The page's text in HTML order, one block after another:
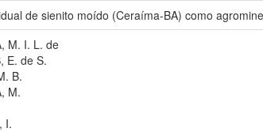
de sienito moído (Ceraíma-BA) como
M. I. L. de
E. de S.
B.
M.
I.